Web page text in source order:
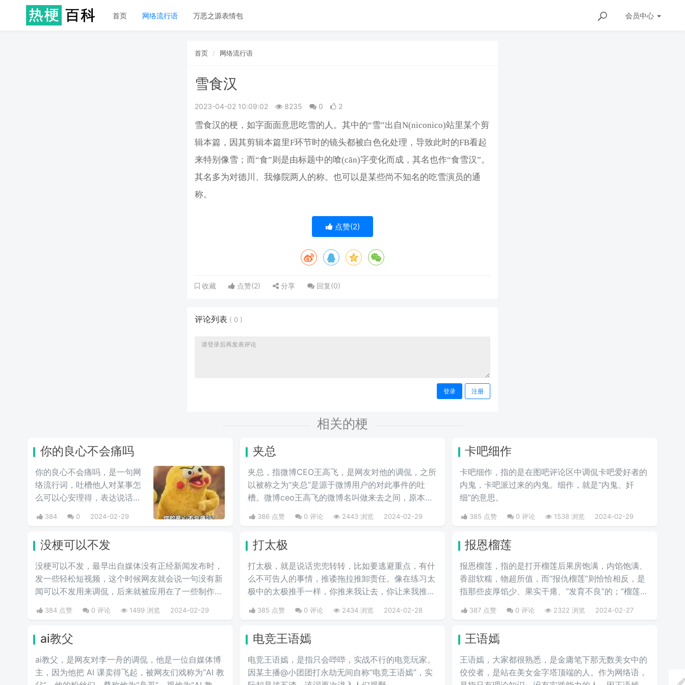
首页 网络流行语 万恶之源表情包 会员中心
首页 网络流行语
雪食汉
2023-04-02 10:09:02 8235 0 2
雪食汉的梗，如字面面意思吃雪的人。其中的“雪”出自N(niconico)站里某个剪
辑本篇，因其剪辑本篇里F环节时的镜头都被白色化处理，导致此时的FB看起
来特别像雪；而“食”则是由标题中的喰(cān)字变化而成，其名也作“食雪汉”。
其名多为对德川、我修院两人的称。也可以是某些尚不知名的吃雪演员的通
称。
点赞(2)
收藏 点赞(2) 分享 回复(0)
评论列表 ( 0 )
登录 注册
相关的梗
你的良心不会痛吗
你的良心不会痛吗，是一句网
络流行词，吐槽他人对某事怎
么可以心安理得，表达说话人
心里mmp的心情。这里
的“痛”含有“内疚、愧疚、不好
意思。网络上主要用于吐槽别
人不会内疚吗，来源于热图鹦
鹉兄弟表情包，火于知乎，该
词也被《咬文嚼字》评为2017
年度十大流行语之一，现在多
用于聊天中的表情包。
384 0 2024-02-29
夹总
夹总，指微博CEO王高飞，是网友对他的调侃，之所
以被称之为“夹总”是源于微博用户的对此事件的吐
槽。微博ceo王高飞的微博名叫做来去之间，原本是
叫来总的。因为来字去掉一竖之后是“夹”，并且微博
把屏蔽敏感字的行为称为“夹”，所以来去之间喜提夹
386 点赞 0 评论 2443 浏览 2024-02-29
卡吧细作
卡吧细作，指的是在图吧评论区中调侃卡吧爱好者的
内鬼，卡吧派过来的内鬼。细作，就是“内鬼、奸
细”的意思。
385 点赞 0 评论 1538 浏览 2024-02-29
没梗可以不发
没梗可以不发，最早出自媒体没有正‌‌‌‌‌‌‌‌经新闻发布时，
发一些轻松短视频，这个时候网友就会说一句没有新
闻可以不发用来调侃，后来就被应用在了一些制作梗
科普的视频博主身上，其实这句话也不算是批评，更
多的是带有玩梗的意味。“解梗博主”的嘲讽发言，指
的新梗，只好发一些烂梗、破梗、旧梗来敷衍了事，
不被认可时，网友们就会评论一句“没梗可以不发”。
384 点赞 0 评论 1499 浏览 2024-02-29
打太极
打太极，就是说话兜兜转转，比如要逃避重点，有什
么不可告人的事情，推诿拖拉推卸责任。像在练习太
极中的太极推手一样，你推来我让去，你让来我推
去。暗指做事情推来推去，不明确表态，避重就轻含
糊不说实话。
385 点赞 0 评论 2434 浏览 2024-02-28
报恩榴莲
报恩榴莲，指的是打开榴莲后果房饱满，内馅饱满、
香甜软糯，物超所值，而“报仇榴莲”则恰恰相反，是
指那些皮厚馅少、果实干瘪、“发育不良”的；“榴莲刺
客”则指那些会挑榴莲的高手。
387 点赞 0 评论 2322 浏览 2024-02-27
ai教父
ai教父，是网友对李一舟的调侃，他是一位自媒体博
主，因为他把 AI 课卖得飞起，被网友们戏称为“AI 教
电竞王语嫣
电竞王语嫣，是指只会哔哔，实战不行的电竞玩家。
因某主播@小团团打永劫无间自称“电竞王语嫣”，实
王语嫣
王语嫣，大家都很熟悉，是金庸笔下那无数美女中的
佼佼者，是站在美女金字塔顶端的人。作为网络语，